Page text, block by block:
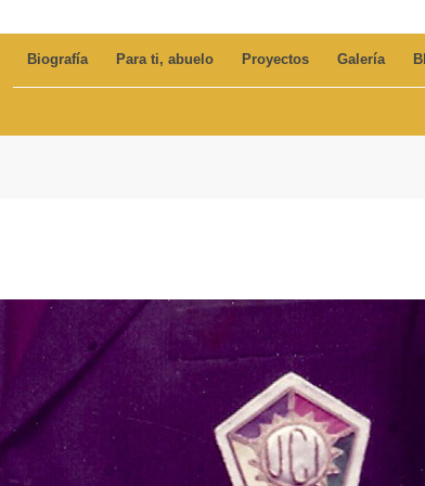
Biografía Para ti, abuelo Proyectos Galería